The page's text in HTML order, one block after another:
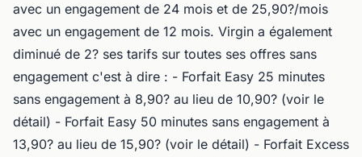
avec un engagement de 24 mois et de 25,90?/mois
avec un engagement de 12 mois. Virgin a également
diminué de 2? ses tarifs sur toutes ses offres sans
engagement c'est à dire : - Forfait Easy 25 minutes
sans engagement à 8,90? au lieu de 10,90? (voir le
détail) - Forfait Easy 50 minutes sans engagement à
13,90? au lieu de 15,90? (voir le détail) - Forfait Excess